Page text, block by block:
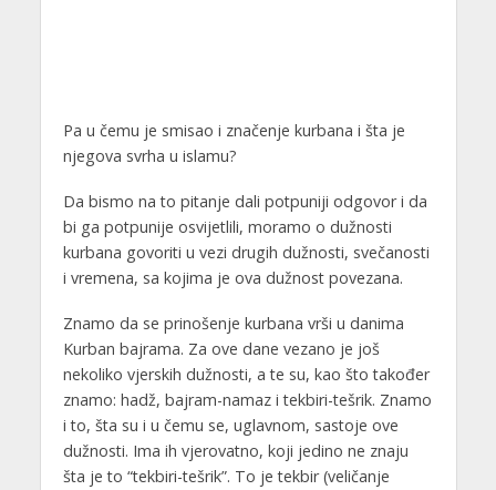
Pa u čemu je smisao i značenje kurbana i šta je
njegova svrha u islamu?
Da bismo na to pitanje dali potpuniji odgovor i da
bi ga potpunije osvijetlili, moramo o dužnosti
kurbana govoriti u vezi drugih dužnosti, svečanosti
i vremena, sa kojima je ova dužnost povezana.
Znamo da se prinošenje kurbana vrši u danima
Kurban bajrama. Za ove dane vezano je još
nekoliko vjerskih dužnosti, a te su, kao što također
znamo: hadž, bajram-namaz i tekbiri-tešrik. Znamo
i to, šta su i u čemu se, uglavnom, sastoje ove
dužnosti. Ima ih vjerovatno, koji jedino ne znaju
šta je to “tekbiri-tešrik”. To je tekbir (veličanje